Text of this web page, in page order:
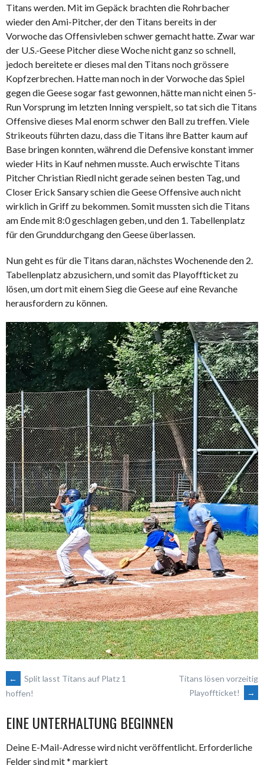
Titans werden. Mit im Gepäck brachten die Rohrbacher
wieder den Ami-Pitcher, der den Titans bereits in der
Vorwoche das Offensivleben schwer gemacht hatte. Zwar war
der U.S.-Geese Pitcher diese Woche nicht ganz so schnell,
jedoch bereitete er dieses mal den Titans noch grössere
Kopfzerbrechen. Hatte man noch in der Vorwoche das Spiel
gegen die Geese sogar fast gewonnen, hätte man nicht einen 5-
Run Vorsprung im letzten Inning verspielt, so tat sich die Titans
Offensive dieses Mal enorm schwer den Ball zu treffen. Viele
Strikeouts führten dazu, dass die Titans ihre Batter kaum auf
Base bringen konnten, während die Defensive konstant immer
wieder Hits in Kauf nehmen musste. Auch erwischte Titans
Pitcher Christian Riedl nicht gerade seinen besten Tag, und
Closer Erick Sansary schien die Geese Offensive auch nicht
wirklich in Griff zu bekommen. Somit mussten sich die Titans
am Ende mit 8:0 geschlagen geben, und den 1. Tabellenplatz
für den Grunddurchgang den Geese überlassen.
Nun geht es für die Titans daran, nächstes Wochenende den 2.
Tabellenplatz abzusichern, und somit das Playoffticket zu
lösen, um dort mit einem Sieg die Geese auf eine Revanche
herausfordern zu können.
ARTIKEL-
NAVIGATION
←
Split lasst Titans auf Platz 1
hoffen!
Titans lösen vorzeitig
Playoffticket!
→
EINE UNTERHALTUNG BEGINNEN
Deine E-Mail-Adresse wird nicht veröffentlicht. Erforderliche
Felder sind mit* markiert